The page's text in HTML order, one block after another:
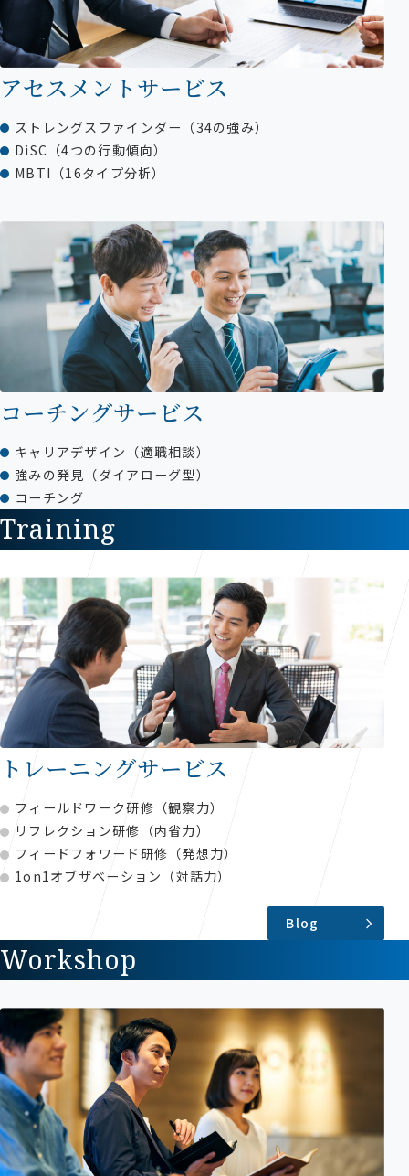
アセスメントサービス
ストレングスファインダー（34の強み）
DiSC（4つの行動傾向）
MBTI（16タイプ分析）
コーチングサービス
キャリアデザイン（適職相談）
強みの発見（ダイアローグ型）
コーチング
Training
トレーニングサービス
フィールドワーク研修（観察力）
リフレクション研修（内省力）
フィードフォワード研修（発想力）
1on1オブザベーション（対話力）
Blog
Workshop